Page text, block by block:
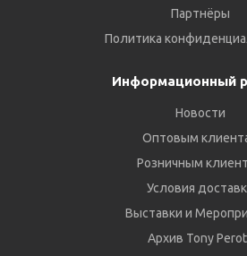
Партнёры
Политика
Информационный
Новости
Оптовым
Розничным
Условия
Выставки и
Архив Tony